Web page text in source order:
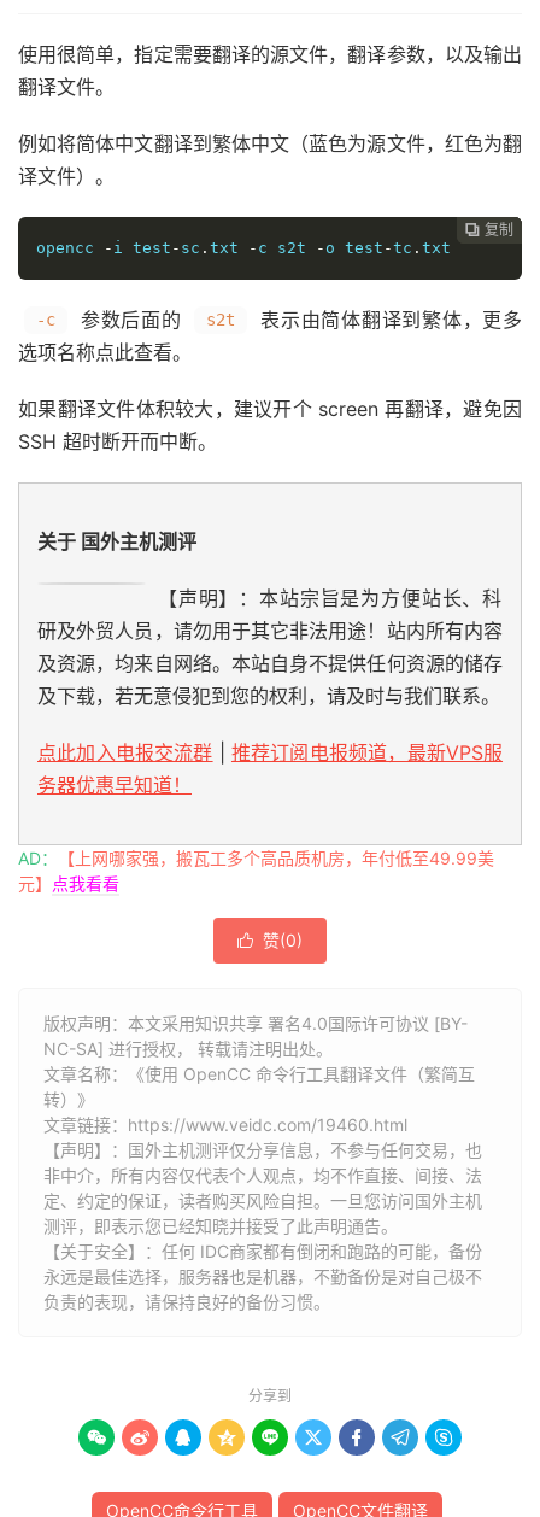
使用很简单，指定需要翻译的源文件，翻译参数，以及输出
翻译文件。
例如将简体中文翻译到繁体中文（蓝色为源文件，红色为翻
译文件）。
 复制
 复制
 复制
opencc
- i test - sc . txt - c s2t - o test -tc . txt
-c 参数后面的 s2t
表示由简体翻译到繁体，更多
选项名称点此查看。
如果翻译文件体积较大，建议开个 screen 再翻译，避免因
SSH 超时断开而中断。
关于 国外主机测评
【声明】：本站宗旨是为方便站长、科
研及外贸人员，请勿用于其它非法用途！站内所有内容
及资源，均来自网络。本站自身不提供任何资源的储存
及下载，若无意侵犯到您的权利，请及时与我们联系。
点此加入电报交流群
推荐订阅电报频道，最新VPS服
务器优惠早知道！
AD：
【上网哪家强，搬瓦工多个高品质机房，年付低至49.99美
元】
点我看看
 赞(0)
版权声明：本文采用知识共享 署名4.0国际许可协议 [BY-
NC-SA] 进行授权， 转载请注明出处。
文章名称：《使用 OpenCC 命令行工具翻译文件（繁简互
转）》
文章链接： https://www.veidc.com/19460.html
【声明】：国外主机测评仅分享信息，不参与任何交易，也
非中介，所有内容仅代表个人观点，均不作直接、间接、法
定、约定的保证，读者购买风险自担。一旦您访问国外主机
测评，即表示您已经知晓并接受了此声明通告。
【关于安全】：任何 IDC商家都有倒闭和跑路的可能，备份
永远是最佳选择，服务器也是机器，不勤备份是对自己极不
负责的表现，请保持良好的备份习惯。
分享到
        
OpenCC命令行工具 OpenCC文件翻译